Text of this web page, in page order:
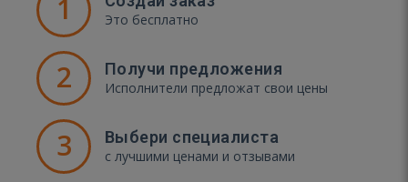
1 Это бесплатно
2 Получи предложения
Исполнители предложат свои цены
3 Выбери специалиста
с лучшими ценами и отзывами